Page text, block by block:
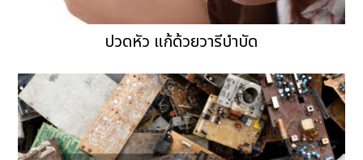
ปวดหัว แก้ด้วยวารีบำบัด